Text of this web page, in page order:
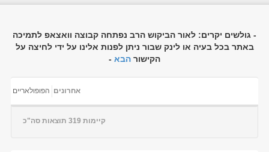
- גולשים יקרים: לאור הביקוש הרב נפתחה קבוצה וואצאפ לתמיכה
באתר בכל בעיה או לינק שבור ניתן לפנות אלינו על ידי לחיצה על
הקישור הבא -
אחרונים הפופולאריים
קיימות 319 תוצאות סה"כ